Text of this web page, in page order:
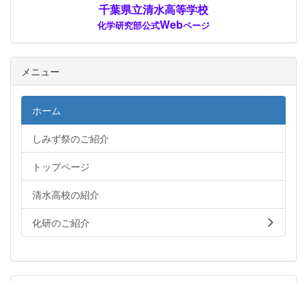
千葉県立清水高等学校
化学研究部公式Webページ
メニュー
ホーム
しみず祭のご紹介
トップページ
清水高校の紹介
化研のご紹介